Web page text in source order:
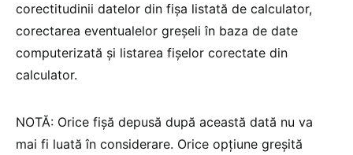
corectitudinii datelor din fișa listată de calculator,
corectarea eventualelor greșeli în baza de date
computerizată și listarea fișelor corectate din
calculator.
NOTĂ: Orice fișă depusă după această dată nu va
mai fi luată în considerare. Orice opțiune greșită